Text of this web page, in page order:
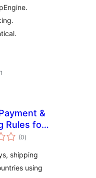
&
Rules for
(0कुल
रेटिङ्गहरू
)
shipping
using